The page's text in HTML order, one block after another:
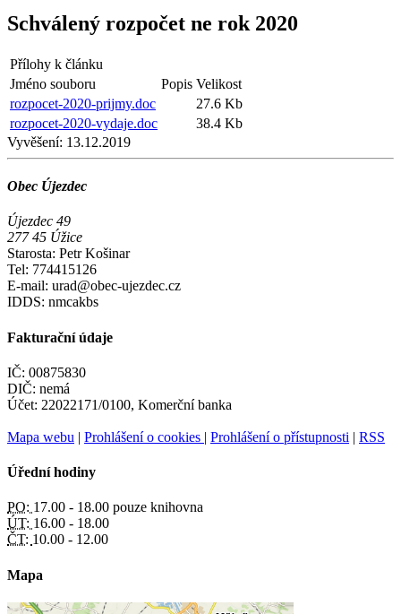
Schválený rozpočet ne rok 2020
Přílohy k článku
Jméno souboru
Popis Velikost
rozpocet-2020-prijmy.doc
27.6 Kb
rozpocet-2020-vydaje.doc
38.4 Kb
Vyvěšení: 13.12.2019
Obec Újezdec
Újezdec 49
277 45 Úžice
Starosta: Petr Košinar
Tel: 774415126
E-mail: urad@obec-ujezdec.cz
IDDS: nmcakbs
Fakturační údaje
IČ: 00875830
DIČ: nemá
Účet: 22022171/0100, Komerční banka
Mapa webu | Prohlášení o cookies | Prohlášení o přístupnosti | RSS
Úřední hodiny
PO: 17.00 - 18.00 pouze knihovna
ÚT: 16.00 - 18.00
ČT: 10.00 - 12.00
Mapa